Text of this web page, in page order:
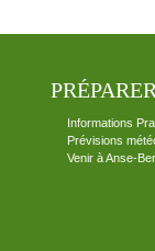
Informations
Prévisions
Venir à Anse-